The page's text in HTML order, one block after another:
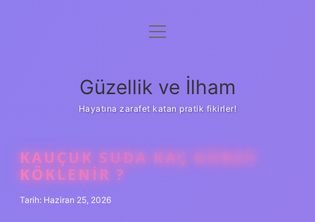
Anasayfa
Yasal Uyarı
menüyü
Güzellik ve İlham
Hayatına zarafet katan pratik fikirler!
KAUÇUK SUDA KAÇ GÜNDE
KÖKLENIR ?
Tarih: Haziran 25, 2026